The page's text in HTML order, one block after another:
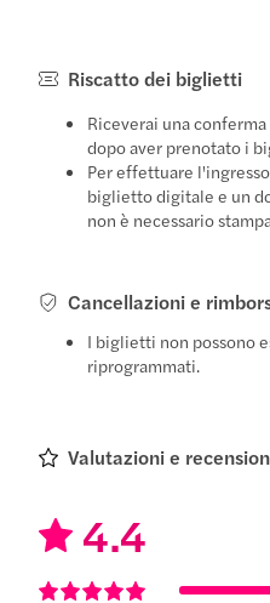
Riscatto dei biglietti
Riceverai una
dopo aver prenotato i
Per effettuare
biglietto digitale e un
non è necessario
Cancellazioni e
I biglietti non possono
riprogrammati.
Valutazioni e
4.4